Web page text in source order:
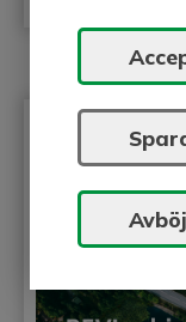
BEVI